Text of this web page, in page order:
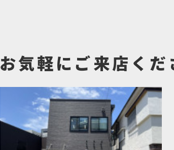
受付、訪問、提案、見
力会社又は業務委託先
せていただきます。
(1) 不動産についてのサ
(2) 不動産についてのサ
(3) 不動産についての
(4) ウェブサイトシス
お気軽にご来店くだ